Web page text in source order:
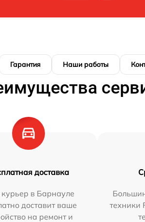
Гарантия Наши работы
доставка
в Барнауле
доставит ваше
на ремонт и
техники